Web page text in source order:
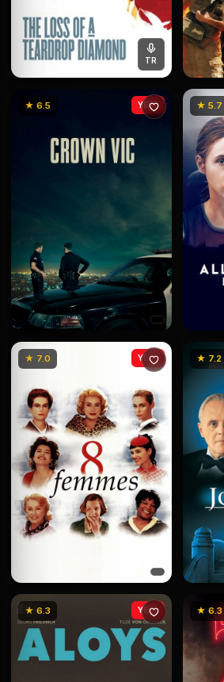
TR
★ 6.5 YENİ ★ 5.7
★ 7.0 YENİ ★ 7.2
★ 6.3 YENİ ★ 6.3